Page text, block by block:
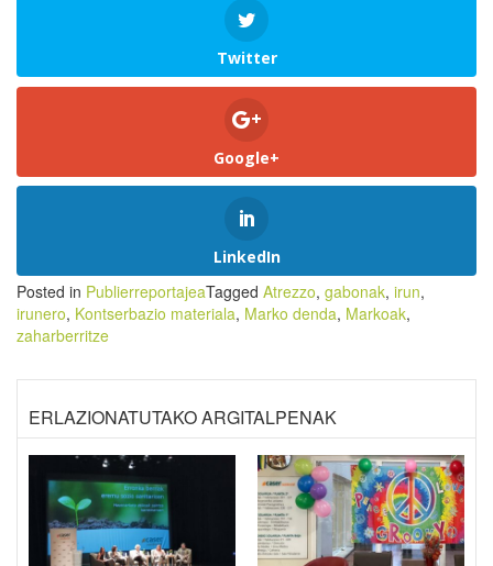
Twitter
Google+
LinkedIn
Posted in PublierreportajeaTagged Atrezzo, gabonak, irun,
irunero, Kontserbazio materiala, Marko denda, Markoak,
zaharberritze
ERLAZIONATUTAKO ARGITALPENAK